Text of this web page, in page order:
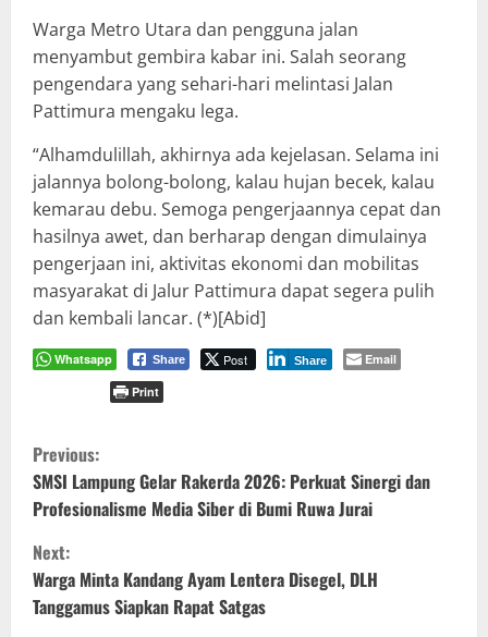
Warga Metro Utara dan pengguna jalan
menyambut gembira kabar ini. Salah seorang
pengendara yang sehari-hari melintasi Jalan
Pattimura mengaku lega.
“Alhamdulillah, akhirnya ada kejelasan. Selama ini
jalannya bolong-bolong, kalau hujan becek, kalau
kemarau debu. Semoga pengerjaannya cepat dan
hasilnya awet, dan berharap dengan dimulainya
pengerjaan ini, aktivitas ekonomi dan mobilitas
masyarakat di Jalur Pattimura dapat segera pulih
dan kembali lancar. (*)[Abid]
Whatsapp Share Post Share
Email
Print
C
o
n
t
Previous:
SMSI Lampung Gelar Rakerda 2026: Perkuat Sinergi dan
Profesionalisme Media Siber di Bumi Ruwa Jurai
Next:
Warga Minta Kandang Ayam Lentera Disegel, DLH
Tanggamus Siapkan Rapat Satgas